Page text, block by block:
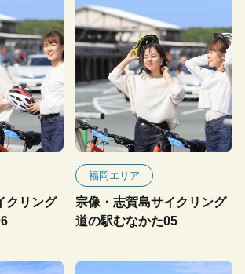
クリング
福岡エリア
宗像・志賀島サイクリング
道の駅むなかた05